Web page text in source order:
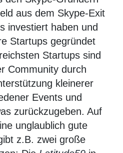
aus dem Skype-Exit
investiert haben und
Startups gegründet
Startups sind
Community durch
kleinerer
Events und
zurückzugeben. Auf
unglaublich gute
z.B. zwei große